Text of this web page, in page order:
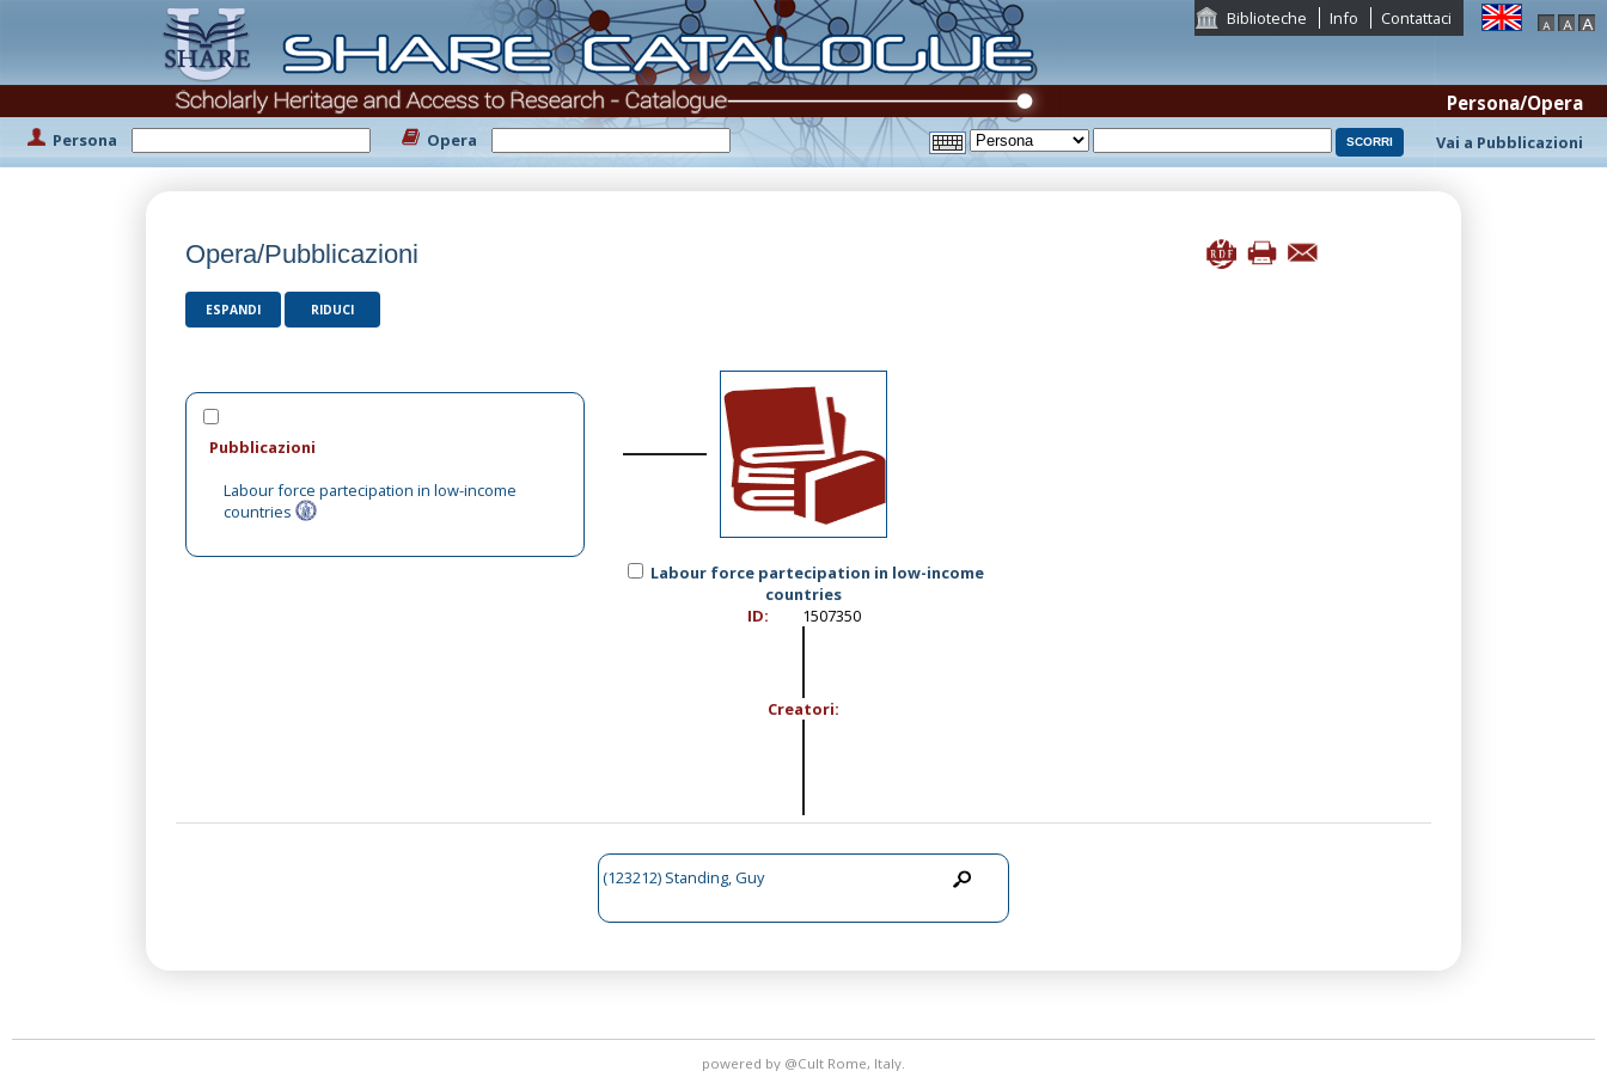
Biblioteche Info Contattaci
Persona Opera
Persona/Opera
Vai a Pubblicazioni
Opera/Pubblicazioni
ESPANDI RIDUCI
Pubblicazioni
Labour force partecipation in low-income
countries
Labour force partecipation in low-income
countries
ID:
1507350
Creatori:
(123212) Standing, Guy
powered by @Cult Rome, Italy.